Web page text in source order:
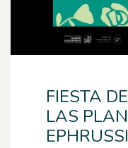
FIESTA
LAS